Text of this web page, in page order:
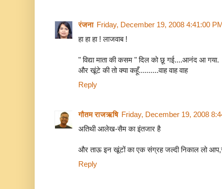
रंजना Friday, December 19, 2008 4:41:00
हा हा हा ! लाजवाब !
" विद्या माता की कसम " दिल को छू गई....आनंद आ गया.
और खूंटे की तो क्या कहूँ..........वाह वाह वाह
Reply
गौतम राजऋषि Friday, December 19, 2008
अतिथी आलेख-सैम का इंतजार है
और ताऊ इन खूंटों का एक संग्रह जल्दी निकाल लो
Reply